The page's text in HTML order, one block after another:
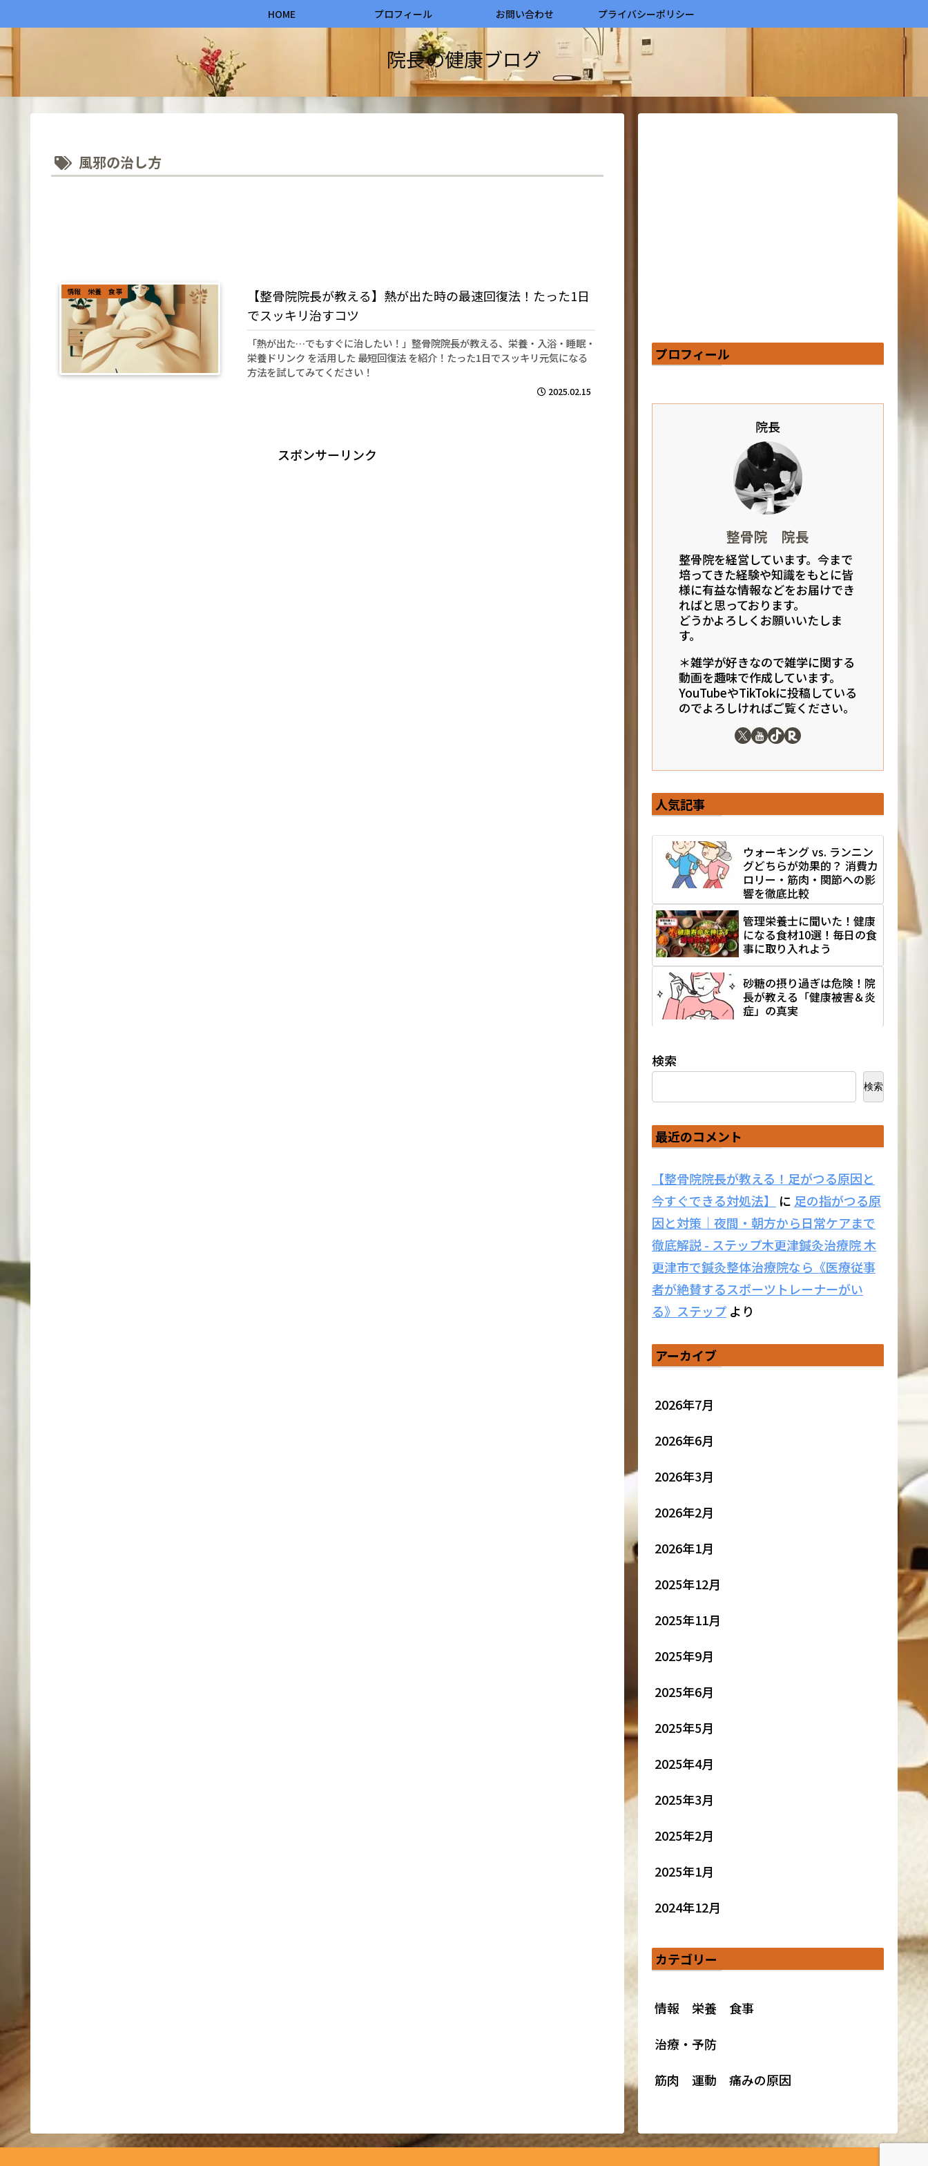
院長の健康ブログ
HOME プロフィール お問い合わせ プライバシーポリシー
風邪の治し方
情報 栄養 食事
【整骨院院長が教える】熱が出た時の最速回復法！たった1日
でスッキリ治すコツ
「熱が出た…でもすぐに治したい！」整骨院院長が教える、栄養・入浴・睡眠・
栄養ドリンク を活用した 最短回復法 を紹介！たった1日でスッキリ元気になる
方法を試してみてください！
2025.02.15
スポンサーリンク
プロフィール
院長
整骨院 院長
整骨院を経営しています。今まで
培ってきた経験や知識をもとに皆
様に有益な情報などをお届けでき
ればと思っております。
どうかよろしくお願いいたしま
す。
＊雑学が好きなので雑学に関する
動画を趣味で作成しています。
YouTubeやTikTokに投稿している
のでよろしければご覧ください。
人気記事
ウォーキング vs. ランニン
グどちらが効果的？ 消費カ
ロリー・筋肉・関節への影
響を徹底比較
管理栄養士に聞いた！健康
になる食材10選！毎日の食
事に取り入れよう
砂糖の摂り過ぎは危険！院
長が教える「健康被害＆炎
症」の真実
検索
検索
最近のコメント
【整骨院院長が教える！足がつる原因と
今すぐできる対処法】
に 足の指がつる原
因と対策｜夜間・朝方から日常ケアまで
徹底解説 - ステップ木更津鍼灸治療院 木
更津市で鍼灸整体治療院なら《医療従事
者が絶賛するスポーツトレーナーがい
る》ステップ より
アーカイブ
2026年7月
2026年6月
2026年3月
2026年2月
2026年1月
2025年12月
2025年11月
2025年9月
2025年6月
2025年5月
2025年4月
2025年3月
2025年2月
2025年1月
2024年12月
カテゴリー
情報 栄養 食事
治療・予防
筋肉 運動 痛みの原因